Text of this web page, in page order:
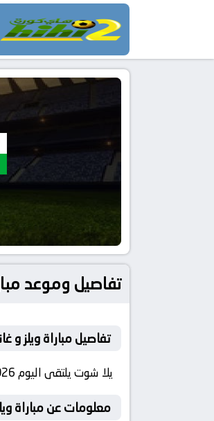
تفاصيل وموعد مباراة ويلز و غانا
تفاصيل مباراة ويلز و
يلا شوت يلتقى اليوم 2026-06-02 كلا من نادى ويلز و نادي غانا فى بطولة دولي, مباريات ودية دولية فى تمام الساعه 21:45 بتوقيت مصر كورة لايف
معلومات عن مباراة ويلز و غانا 2026-